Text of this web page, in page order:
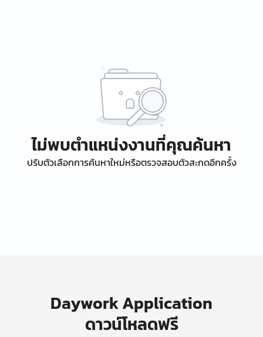
ไม่พบตำแหน่งงานที่คุณค้นหา
ปรับตัวเลือกการค้นหาใหม่หรือตรวจสอบตัวสะกดอีกครั้ง
Daywork Application
ดาวน์โหลดฟรี